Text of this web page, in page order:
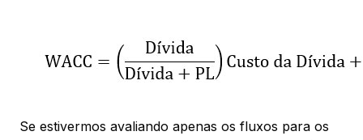
Se estivermos avaliando apenas os fluxos para os